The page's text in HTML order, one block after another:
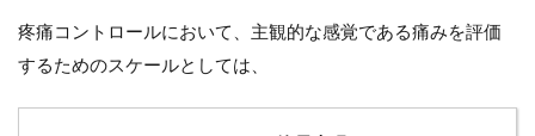
疼痛コントロールにおいて、主観的な感覚である痛みを評価
するためのスケールとしては、